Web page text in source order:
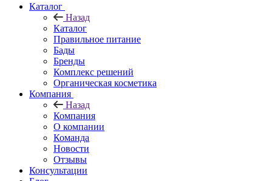
Каталог
Назад
Каталог
Правильное питание
Бады
Бренды
Комплекс решений
Органическая косметика
Компания
Назад
Компания
О компании
Команда
Новости
Отзывы
Консультации